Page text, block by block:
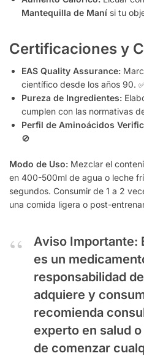
Mantequilla de Maní si tu
Certificaciones y
EAS Quality Assurance:
científico desde los años 90.
Pureza de Ingredientes:
cumplen con las normativas
Perfil de Aminoácidos
🚫
Modo de Uso: Mezclar el
en 400-500ml de agua o leche
segundos. Consumir de 1 a 2
una comida ligera o post-
Aviso Importante:
es un
responsabilidad
adquiere y
recomienda
experto en salud
de comenzar